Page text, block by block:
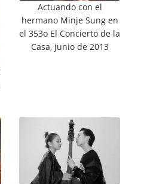
Actuando con el
hermano Minje Sung en
el 353o El Concierto de la
Casa, junio de 2013